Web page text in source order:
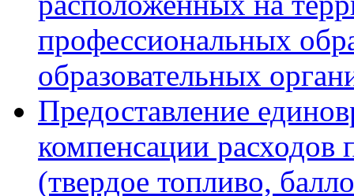
профессиональных
образовательных
Предоставление
компенсации расходов
(твердое топливо,